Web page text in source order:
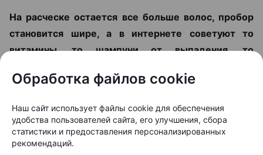
На расческе остается все больше волос, пробор
становится шире, а в интернете советуют то
витамины, то шампуни от выпадения, то
действительно решить проблему? Вместе с
основателем и руководителем Центра
косметологии и дерматологии KODERM
(КОДЕРМ) Ольгой Кудаленкиной разбираемся,
Обработка файлов cookie
Наш сайт использует файлы cookie для обеспечения
удобства пользователей сайта, его улучшения, сбора
статистики и предоставления персонализированных
рекомендаций.